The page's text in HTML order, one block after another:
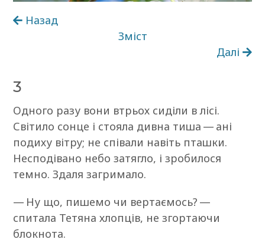
Назад
Зміст
Далі
3
Одного разу вони втрьох сиділи в лісі.
Світило сонце і стояла дивна тиша — ані
подиху вітру; не співали навіть пташки.
Несподівано небо затягло, і зробилося
темно. Здаля загримало.
— Ну що, пишемо чи вертаємось? —
спитала Тетяна хлопців, не згортаючи
блокнота.